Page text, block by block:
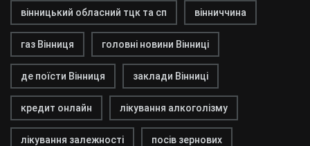
вінницький обласний тцк та сп вінниччина
газ Вінниця головні новини Вінниці
де поїсти Вінниця заклади Вінниці
кредит онлайн лікування алкоголізму
лікування залежності посів зернових